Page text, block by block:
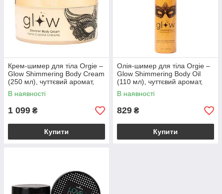
Крем-шимер для тіла Orgie –
Glow Shimmering Body Cream
(250 мл), чуттєвий аромат,
зволоження
В наявності
1 099 ₴
Купити
Олія-шимер для тіла Orgie –
Glow Shimmering Body Oil
(110 мл), чуттєвий аромат,
зволоження
В наявності
829 ₴
Купити